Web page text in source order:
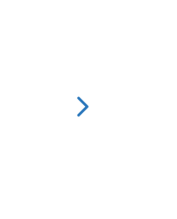

